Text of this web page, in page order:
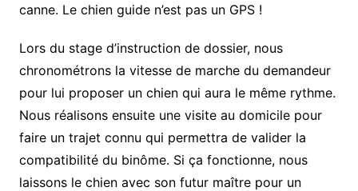
canne. Le chien guide n’est pas un GPS !
Lors du stage d’instruction de dossier, nous
chronométrons la vitesse de marche du demandeur
pour lui proposer un chien qui aura le même rythme.
Nous réalisons ensuite une visite au domicile pour
faire un trajet connu qui permettra de valider la
compatibilité du binôme. Si ça fonctionne, nous
laissons le chien avec son futur maître pour un